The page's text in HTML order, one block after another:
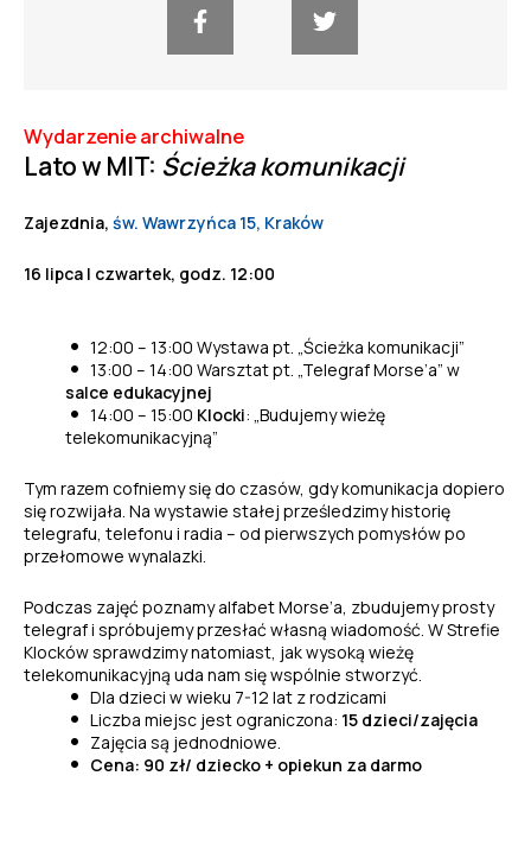
Wydarzenie archiwalne
Lato w MIT: Ścieżka komunikacji
Zajezdnia, św. Wawrzyńca 15, Kraków
16 lipca | czwartek, godz. 12:00
12:00 – 13:00 Wystawa pt. „Ścieżka komunikacji”
13:00 – 14:00 Warsztat pt. „Telegraf Morse’a” w
salce edukacyjnej
14:00 – 15:00 Klocki: „Budujemy wieżę
telekomunikacyjną”
Tym razem cofniemy się do czasów, gdy komunikacja dopiero
się rozwijała. Na wystawie stałej prześledzimy historię
telegrafu, telefonu i radia – od pierwszych pomysłów po
przełomowe wynalazki.
Podczas zajęć poznamy alfabet Morse’a, zbudujemy prosty
telegraf i spróbujemy przesłać własną wiadomość. W Strefie
Klocków sprawdzimy natomiast, jak wysoką wieżę
telekomunikacyjną uda nam się wspólnie stworzyć.
Dla dzieci w wieku 7-12 lat z rodzicami
Liczba miejsc jest ograniczona: 15 dzieci/zajęcia
Zajęcia są jednodniowe.
Cena: 90 zł/ dziecko + opiekun za darmo